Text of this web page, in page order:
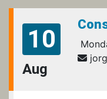
10
Aug